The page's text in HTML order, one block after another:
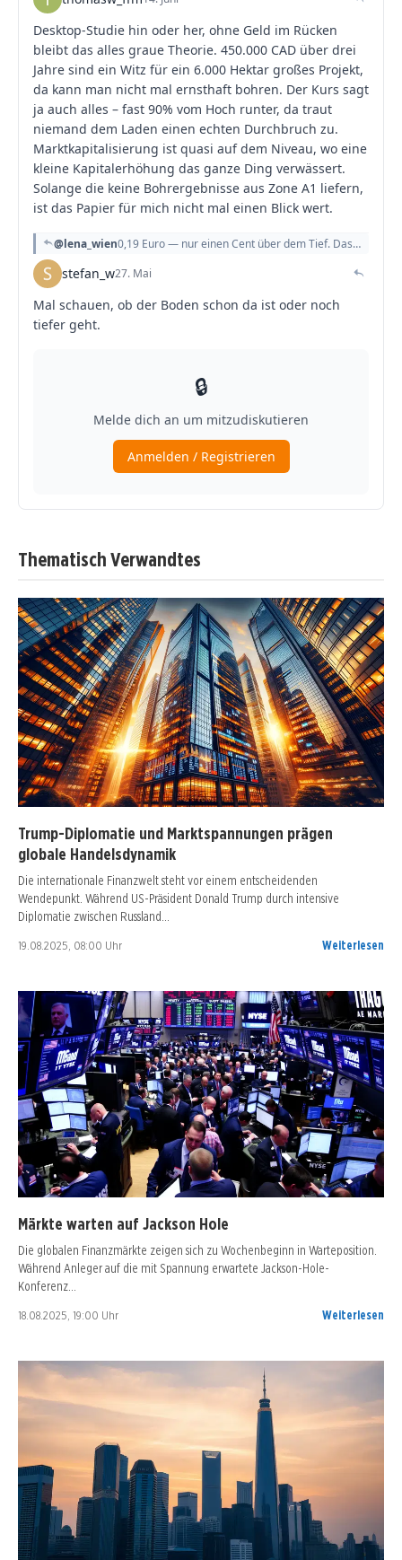
Thematisch Verwandtes
Trump-Diplomatie und Marktspannungen prägen
globale Handelsdynamik
Die internationale Finanzwelt steht vor einem entscheidenden
Wendepunkt. Während US-Präsident Donald Trump durch intensive
Diplomatie zwischen Russland…
19.08.2025, 08:00 Uhr Weiterlesen
Märkte warten auf Jackson Hole
Die globalen Finanzmärkte zeigen sich zu Wochenbeginn in Warteposition.
Während Anleger auf die mit Spannung erwartete Jackson-Hole-
Konferenz…
18.08.2025, 19:00 Uhr Weiterlesen